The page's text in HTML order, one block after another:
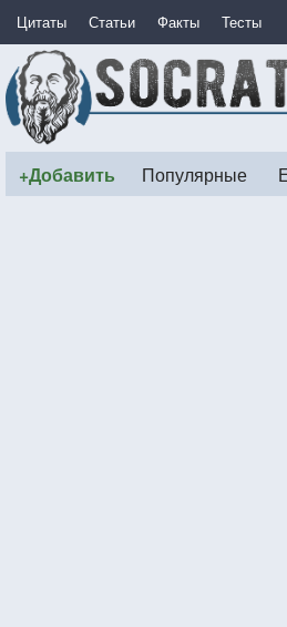
Цитаты Статьи Факты Тесты
+Добавить Популярные